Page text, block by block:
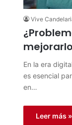
Vive
En la era
es esencial
en…
Leer más »